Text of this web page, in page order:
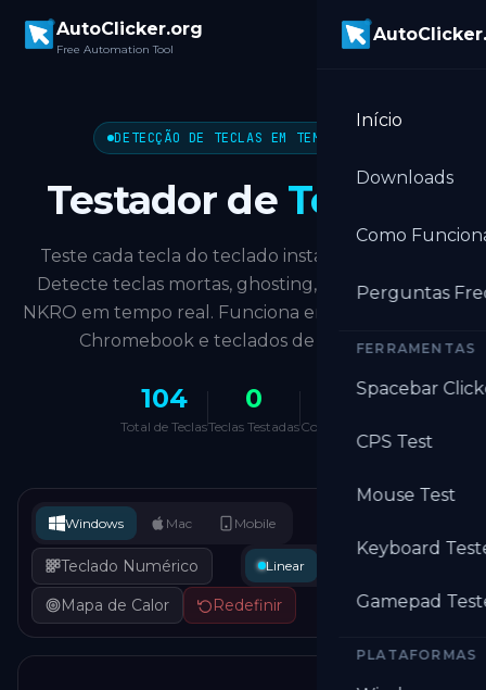
AutoClicker.org
Free Automation Tool
Início
Downloads
Como
Perguntas
FERRAMENTAS
Spacebar
CPS Test
Mouse Test
Keyboard
Gamepad
PLATAFORMAS
DETECÇÃO DE TECLAS EM TEMPO REAL
Testador de Teclado
Teste cada tecla do teclado instantaneamente.
Detecte teclas mortas, ghosting, chatter e nível
NKRO em tempo real. Funciona em Windows, Mac,
Chromebook e teclados de notebook.
104
Total de Teclas
0
Teclas TestadasCobertura
Windows Mac Mobile
Teclado Numérico Linear
Mapa de Calor Redefinir